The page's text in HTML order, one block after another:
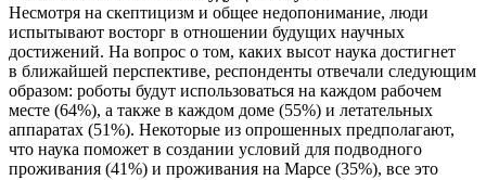
Несмотря на скептицизм и общее недопонимание, люди
испытывают восторг в отношении будущих научных
достижений. На вопрос о том, каких высот наука достигнет
в ближайшей перспективе, респонденты отвечали следующим
образом: роботы будут использоваться на каждом рабочем
месте (64%), а также в каждом доме (55%) и летательных
аппаратах (51%). Некоторые из опрошенных предполагают,
что наука поможет в создании условий для подводного
проживания (41%) и проживания на Марсе (35%), все это